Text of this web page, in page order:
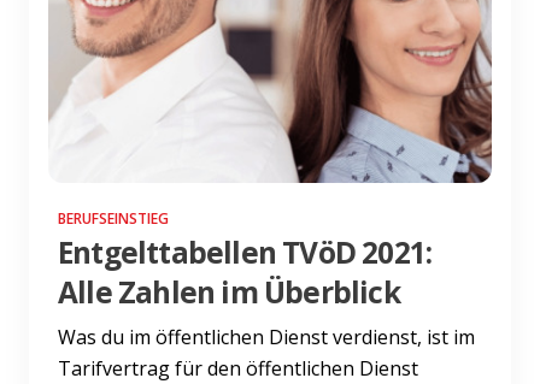
BERUFSEINSTIEG
Entgelttabellen TVöD 2021:
Alle Zahlen im Überblick
Was du im öffentlichen Dienst verdienst, ist im
Tarifvertrag für den öffentlichen Dienst